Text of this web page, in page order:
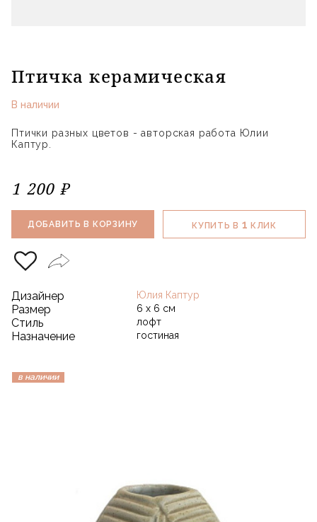
Птичка керамическая
В наличии
Птички разных цветов - авторская работа Юлии
Каптур.
1 200 ₽
ДОБАВИТЬ В КОРЗИНУ КУПИТЬ В 1 КЛИК
Дизайнер Юлия Каптур
Размер 6 х 6 см
Стиль лофт
Назначение гостиная
в наличии